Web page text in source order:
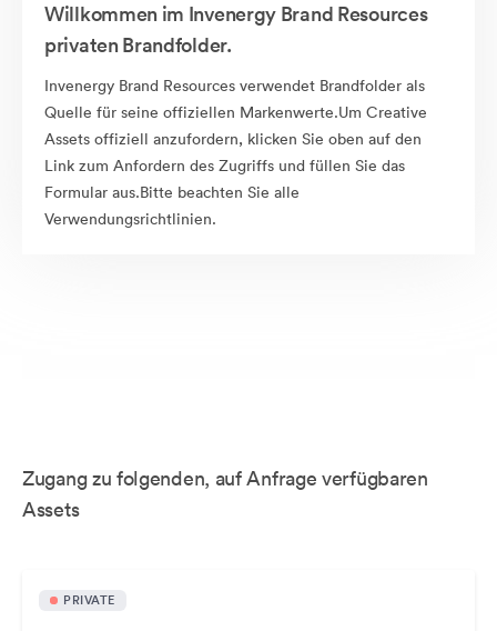
Willkommen im Invenergy Brand Resources
privaten Brandfolder.
Invenergy Brand Resources verwendet Brandfolder als
Quelle für seine offiziellen Markenwerte.Um Creative
Assets offiziell anzufordern, klicken Sie oben auf den
Link zum Anfordern des Zugriffs und füllen Sie das
Formular aus.Bitte beachten Sie alle
Verwendungsrichtlinien.
Zugang zu folgenden, auf Anfrage verfügbaren
Assets
PRIVATE